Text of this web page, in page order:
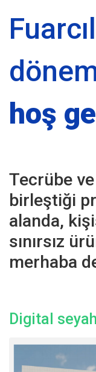
hoş
Tecrübe
birleştiği
alanda,
sınırsız
merhaba
Digital